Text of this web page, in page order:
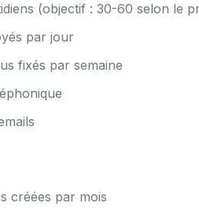
(objectif : 30-60 selon le
par jour
fixés par semaine
créées par mois